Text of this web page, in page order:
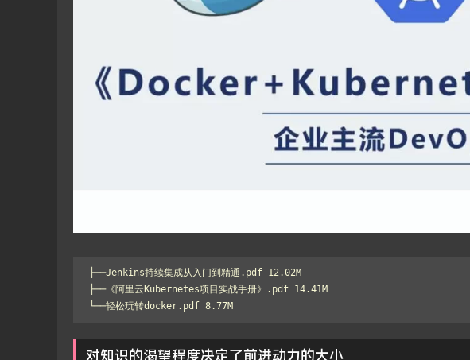
├──Jenkins持续集成从入门到精通.pdf 12.02M
├──《阿里云Kubernetes项目实战手册》.pdf 14.41M
对知识的渴望程度决定了前进动力的大小